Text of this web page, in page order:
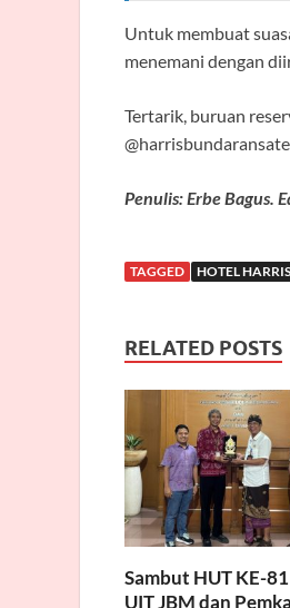
Untuk membuat
menemani dengan
Tertarik, buruan
Penulis: Erbe Bagus.
TAGGED HOTEL HARRIS
RELATED POSTS
Sambut HUT KE-
UIT JBM dan